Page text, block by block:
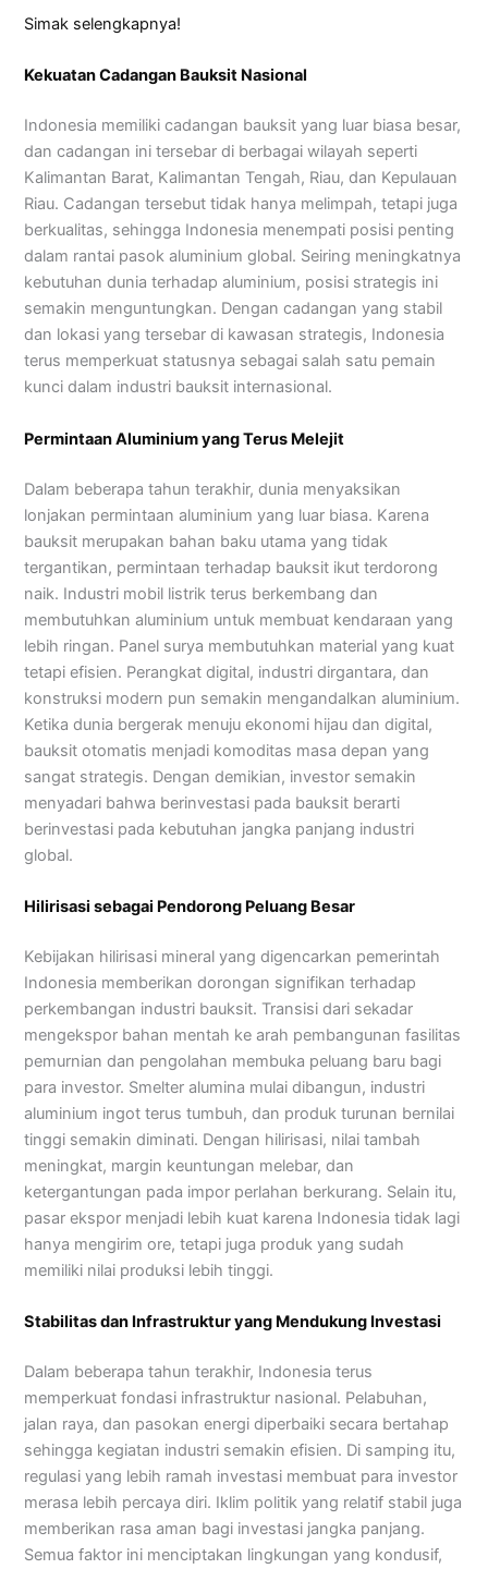
Simak selengkapnya!
Kekuatan Cadangan Bauksit Nasional
Indonesia memiliki cadangan bauksit yang luar biasa besar,
dan cadangan ini tersebar di berbagai wilayah seperti
Kalimantan Barat, Kalimantan Tengah, Riau, dan Kepulauan
Riau. Cadangan tersebut tidak hanya melimpah, tetapi juga
berkualitas, sehingga Indonesia menempati posisi penting
dalam rantai pasok aluminium global. Seiring meningkatnya
kebutuhan dunia terhadap aluminium, posisi strategis ini
semakin menguntungkan. Dengan cadangan yang stabil
dan lokasi yang tersebar di kawasan strategis, Indonesia
terus memperkuat statusnya sebagai salah satu pemain
kunci dalam industri bauksit internasional.
Permintaan Aluminium yang Terus Melejit
Dalam beberapa tahun terakhir, dunia menyaksikan
lonjakan permintaan aluminium yang luar biasa. Karena
bauksit merupakan bahan baku utama yang tidak
tergantikan, permintaan terhadap bauksit ikut terdorong
naik. Industri mobil listrik terus berkembang dan
membutuhkan aluminium untuk membuat kendaraan yang
lebih ringan. Panel surya membutuhkan material yang kuat
tetapi efisien. Perangkat digital, industri dirgantara, dan
konstruksi modern pun semakin mengandalkan aluminium.
Ketika dunia bergerak menuju ekonomi hijau dan digital,
bauksit otomatis menjadi komoditas masa depan yang
sangat strategis. Dengan demikian, investor semakin
menyadari bahwa berinvestasi pada bauksit berarti
berinvestasi pada kebutuhan jangka panjang industri
global.
Hilirisasi sebagai Pendorong Peluang Besar
Kebijakan hilirisasi mineral yang digencarkan pemerintah
Indonesia memberikan dorongan signifikan terhadap
perkembangan industri bauksit. Transisi dari sekadar
mengekspor bahan mentah ke arah pembangunan fasilitas
pemurnian dan pengolahan membuka peluang baru bagi
para investor. Smelter alumina mulai dibangun, industri
aluminium ingot terus tumbuh, dan produk turunan bernilai
tinggi semakin diminati. Dengan hilirisasi, nilai tambah
meningkat, margin keuntungan melebar, dan
ketergantungan pada impor perlahan berkurang. Selain itu,
pasar ekspor menjadi lebih kuat karena Indonesia tidak lagi
hanya mengirim ore, tetapi juga produk yang sudah
memiliki nilai produksi lebih tinggi.
Stabilitas dan Infrastruktur yang Mendukung Investasi
Dalam beberapa tahun terakhir, Indonesia terus
memperkuat fondasi infrastruktur nasional. Pelabuhan,
jalan raya, dan pasokan energi diperbaiki secara bertahap
sehingga kegiatan industri semakin efisien. Di samping itu,
regulasi yang lebih ramah investasi membuat para investor
merasa lebih percaya diri. Iklim politik yang relatif stabil juga
memberikan rasa aman bagi investasi jangka panjang.
Semua faktor ini menciptakan lingkungan yang kondusif,